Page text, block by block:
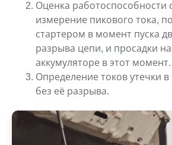
Оценка работоспособности
измерение пикового тока,
стартером в момент пуска
разрыва цепи, и просадки
аккумуляторе в этот момент.
Определение токов утечки
без её разрыва.